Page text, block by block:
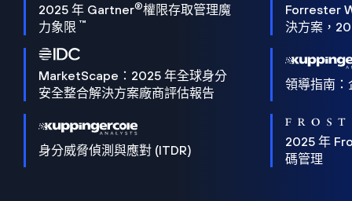
2025 年 Gartner®權限存取管理魔
力象限 ™
Forrester
決方案，
MarketScape：2025 年全球身分
安全整合解決方案廠商評估報告
領導指南
身分威脅偵測與應對 (ITDR)
2025 年
碼管理